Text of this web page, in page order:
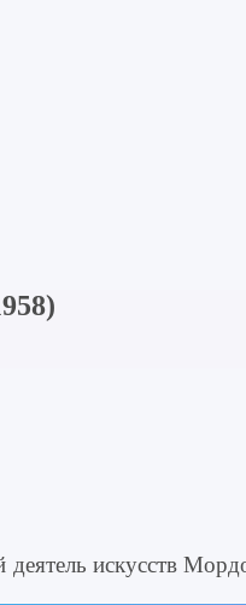
деятель искусств